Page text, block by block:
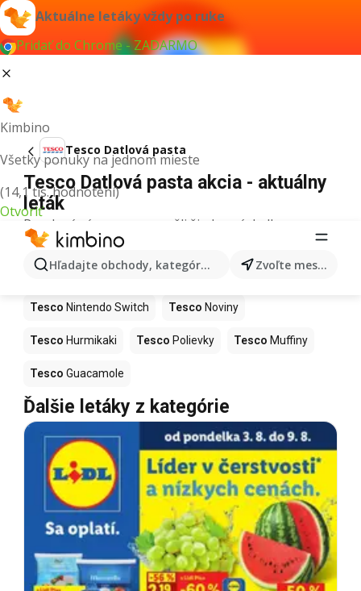
Aktuálne letáky vždy po ruke
Pridať do Chrome - ZADARMO
Kimbino
Všetky ponuky na jednom mieste
(14,1 tis. hodnotení)
Otvoriť
Hľadajte obchody, kategórie, produkty... Zvoľte mesto
Tesco Datlová pasta
Tesco Datlová pasta akcia - aktuálny
leták
Pre daný výraz sme nenašli žiadne výsledky.
Ďalšie produkty v obchodoch Tesco
Tesco Kapor Tesco Ashwagandha
Tesco Nintendo Switch Tesco Noviny
Tesco Hurmikaki Tesco Polievky Tesco Muffiny
Tesco Guacamole
Ďalšie letáky z kategórie